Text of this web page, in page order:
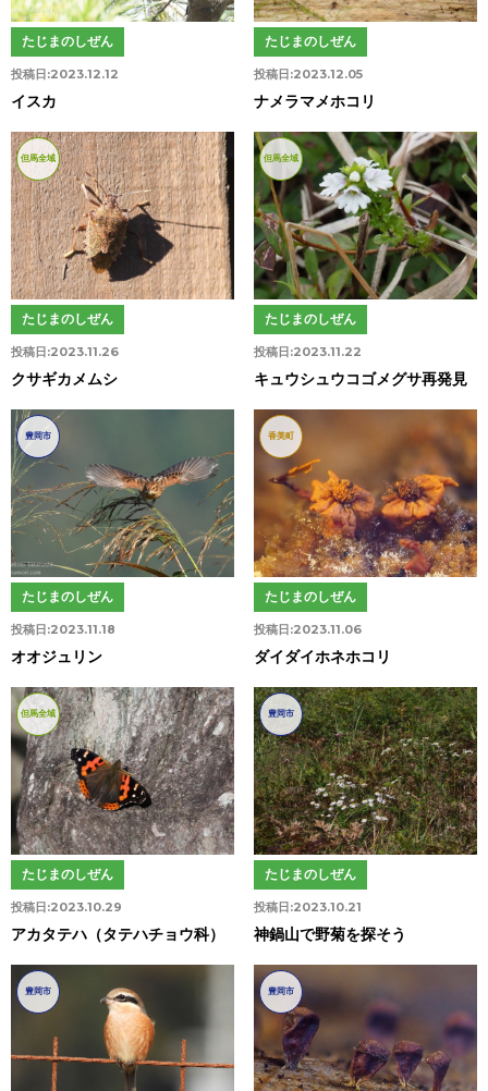
投稿日:2023.12.12
たじまのしぜん
イスカ
投稿日:2023.12.05
たじまのしぜん
ナメラマメホコリ
但馬全域
投稿日:2023.11.26
たじまのしぜん
クサギカメムシ
但馬全域
投稿日:2023.11.22
たじまのしぜん
キュウシュウコゴメグサ再発見
豊岡市
投稿日:2023.11.18
たじまのしぜん
オオジュリン
香美町
投稿日:2023.11.06
たじまのしぜん
ダイダイホネホコリ
但馬全域
投稿日:2023.10.29
たじまのしぜん
アカタテハ（タテハチョウ科）
豊岡市
投稿日:2023.10.21
たじまのしぜん
神鍋山で野菊を探そう
豊岡市 豊岡市